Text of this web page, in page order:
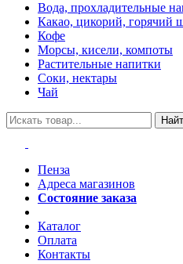
Вода, прохладительные
Какао, цикорий, горячий
Кофе
Морсы, кисели, компоты
Растительные напитки
Соки, нектары
Чай
Пенза
Адреса магазинов
Состояние заказа
Каталог
Оплата
Контакты